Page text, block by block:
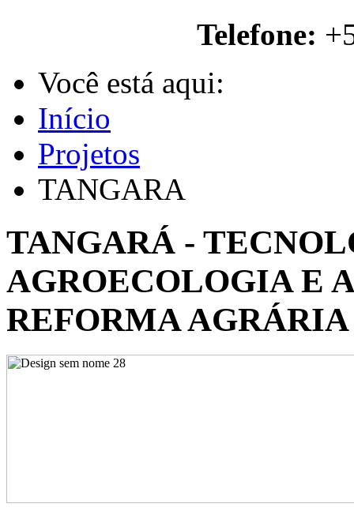
Telefone:
Você está aqui:
Início
Projetos
TANGARA
TANGARÁ -
AGROECOLOGIA E
REFORMA AGRÁRIA